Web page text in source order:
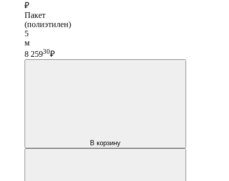
₽
Пакет
(полиэтилен)
5
м
8 25930₽
В корзину